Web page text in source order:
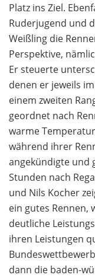
Platz ins Ziel.
Ruderjugend und
Weißling die
Perspektive,
Er steuerte
denen er jeweils
einem zweiten
geordnet nach
warme
während ihrer
angekündigte und
Stunden nach
und Nils Kocher
ein gutes Rennen,
deutliche
ihren Leistungen
dann die baden-